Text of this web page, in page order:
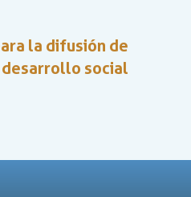
la difusión de
social